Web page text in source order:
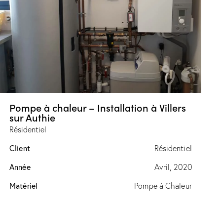
Pompe à chaleur – Installation à Villers
sur Authie
Résidentiel
Client Résidentiel
Année Avril, 2020
Matériel Pompe à Chaleur